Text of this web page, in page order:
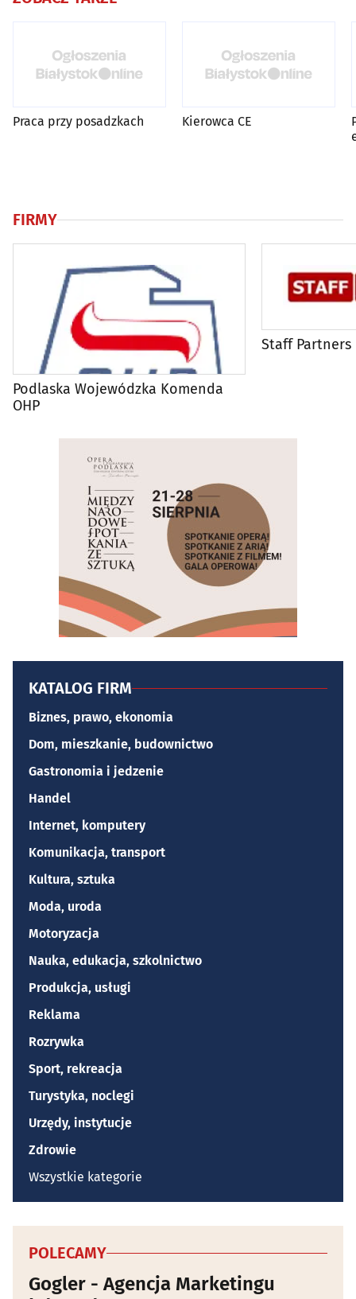
Praca przy posadzkach Kierowca CE
FIRMY
Podlaska Wojewódzka Komenda
OHP
Staff Partners
KATALOG FIRM
Biznes, prawo, ekonomia
Dom, mieszkanie, budownictwo
Gastronomia i jedzenie
Handel
Internet, komputery
Komunikacja, transport
Kultura, sztuka
Moda, uroda
Motoryzacja
Nauka, edukacja, szkolnictwo
Produkcja, usługi
Reklama
Rozrywka
Sport, rekreacja
Turystyka, noclegi
Urzędy, instytucje
Zdrowie
Wszystkie kategorie
POLECAMY
Gogler - Agencja Marketingu